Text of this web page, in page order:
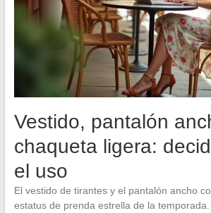
Vestido, pantalón
chaqueta ligera:
el uso
El vestido de tirantes y el pantalón ancho
estatus de prenda estrella de la